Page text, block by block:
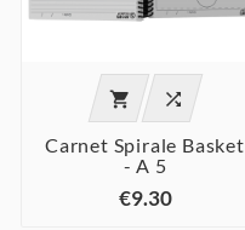
 
Carnet Spirale Basket
- A 5
€9.30